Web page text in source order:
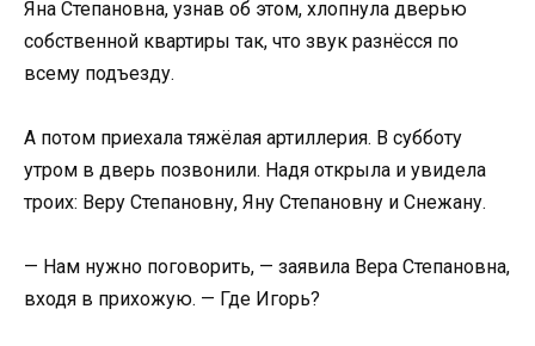
Яна Степановна, узнав об этом, хлопнула дверью
собственной квартиры так, что звук разнёсся по
всему подъезду.
А потом приехала тяжёлая артиллерия. В субботу
утром в дверь позвонили. Надя открыла и увидела
троих: Веру Степановну, Яну Степановну и Снежану.
— Нам нужно поговорить, — заявила Вера Степановна,
входя в прихожую. — Где Игорь?